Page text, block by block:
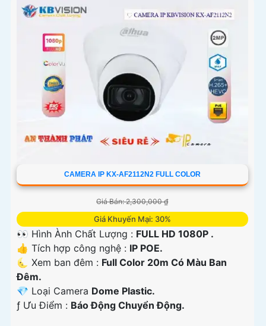
CAMERA IP KX-AF2112N2 FULL COLOR
Giá Bán: 2,300,000 ₫
Giá Khuyến Mại: 30%
👀 Hình Ành Chất Lượng : FULL HD 1080P .
👍 Tích hợp công nghệ : IP POE.
🌜 Xem ban đêm : Full Color 20m Có Màu Ban
Đêm.
💎 Loại Camera Dome Plastic.
️ƒ Ưu Điểm : Báo Động Chuyển Động.